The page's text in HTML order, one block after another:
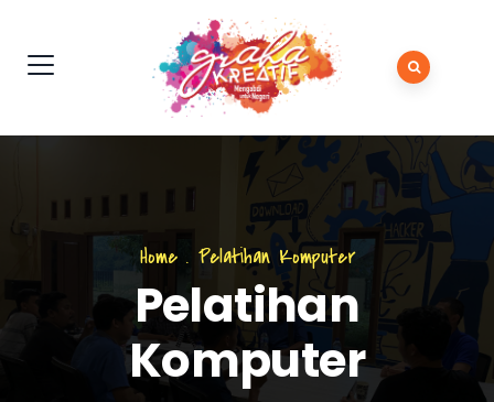
Home. Pelatihan Komputer
Pelatihan
Komputer